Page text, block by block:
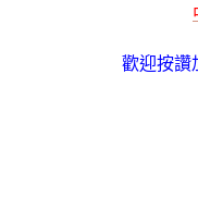
歡迎按讚